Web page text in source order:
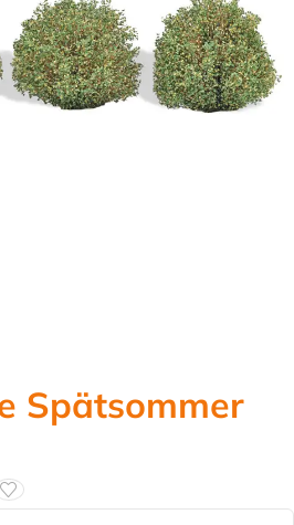
Spätsommer